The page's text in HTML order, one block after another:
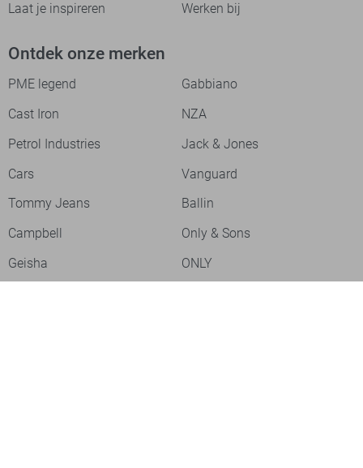
Laat je inspireren Werken bij
Ontdek onze merken
PME legend
Gabbiano
Cast Iron
NZA
Petrol Industries
Jack & Jones
Cars
Vanguard
Tommy Jeans
Ballin
Campbell
Only & Sons
Geisha
ONLY